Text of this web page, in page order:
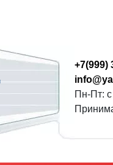
+7(999)
Пн-Пт: